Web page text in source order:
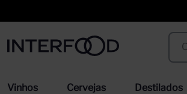
O
Vinhos Cervejas Destilados
Termos mais buscados